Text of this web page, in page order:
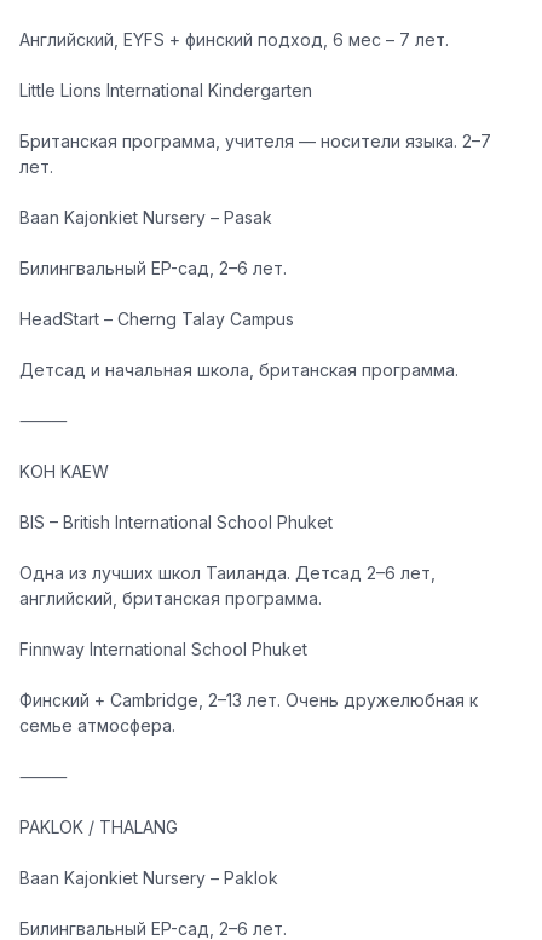
Английский, EYFS + финский подход, 6 мес – 7 лет.
Little Lions International Kindergarten
Британская программа, учителя — носители языка. 2–7
лет.
Baan Kajonkiet Nursery – Pasak
Билингвальный EP-сад, 2–6 лет.
HeadStart – Cherng Talay Campus
Детсад и начальная школа, британская программа.
⸻
KOH KAEW
BIS – British International School Phuket
Одна из лучших школ Таиланда. Детсад 2–6 лет,
английский, британская программа.
Finnway International School Phuket
Финский + Cambridge, 2–13 лет. Очень дружелюбная к
семье атмосфера.
⸻
PAKLOK / THALANG
Baan Kajonkiet Nursery – Paklok
Билингвальный EP-сад, 2–6 лет.